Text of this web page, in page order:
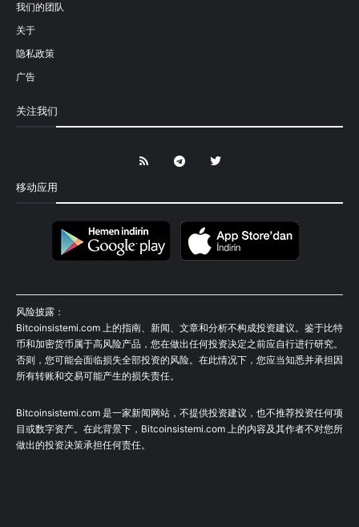
我们的团队
关于
隐私政策
广告
关注我们
移动应用
风险披露：
Bitcoinsistemi.com 上的指南、新闻、文章和分析不构成投资建议。鉴于比特
币和加密货币属于高风险产品，您在做出任何投资决定之前应自行进行研究。
否则，您可能会面临损失全部投资的风险。在此情况下，您应当知悉并承担因
所有转账和交易可能产生的损失责任。
Bitcoinsistemi.com 是一家新闻网站，不提供投资建议，也不推荐投资任何项
目或数字资产。在此背景下，Bitcoinsistemi.com 上的内容及其作者不对您所
做出的投资决策承担任何责任。